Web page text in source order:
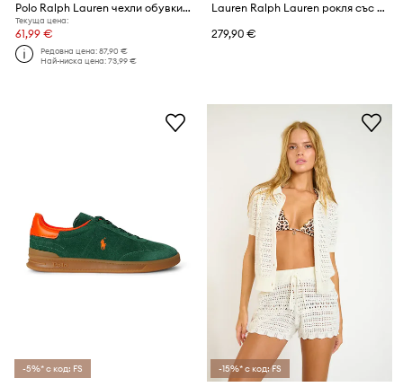
Polo Ralph Lauren чехли обувки за басейн Polo Slide
Текуща цена:
61,99 €
Редовна цена:87,90 €
Най-ниска цена:73,99 €
Lauren Ralph Lauren рокля със застъпен дизайн
279,90 €
-5%* с код: FS -15%* с код: FS